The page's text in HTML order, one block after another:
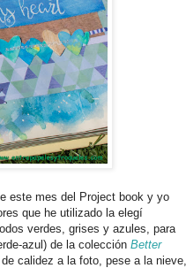
este mes del Project book y yo
que he utilizado la elegí
verdes, grises y azules, para
azul) de la colección Better
calidez a la foto, pese a la nieve,